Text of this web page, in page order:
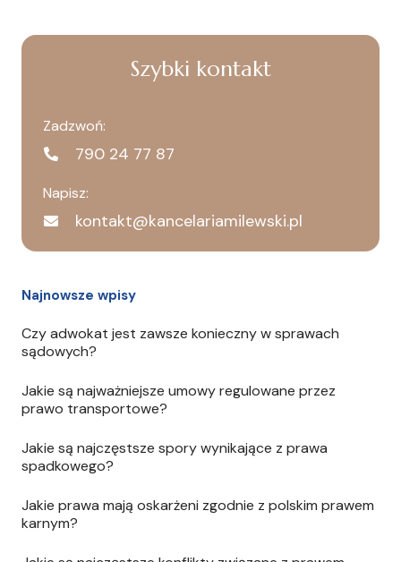
Szybki kontakt
Zadzwoń:
790 24 77 87
Napisz:
kontakt@kancelariamilewski.pl
Najnowsze wpisy
Czy adwokat jest zawsze konieczny w sprawach
sądowych?
Jakie są najważniejsze umowy regulowane przez
prawo transportowe?
Jakie są najczęstsze spory wynikające z prawa
spadkowego?
Jakie prawa mają oskarżeni zgodnie z polskim prawem
karnym?